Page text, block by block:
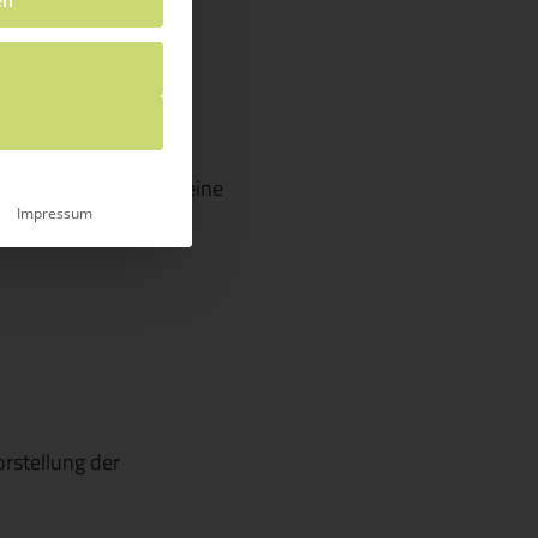
Ziel war es damit eine
der
Impressum